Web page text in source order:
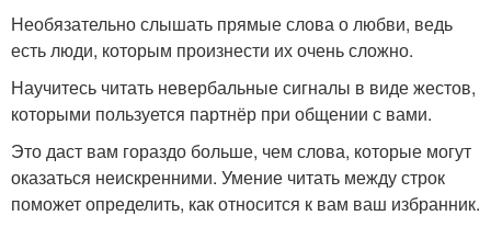
Необязательно слышать прямые слова о любви, ведь
есть люди, которым произнести их очень сложно.
Научитесь читать невербальные сигналы в виде жестов,
которыми пользуется партнёр при общении с вами.
Это даст вам гораздо больше, чем слова, которые могут
оказаться неискренними. Умение читать между строк
поможет определить, как относится к вам ваш избранник.